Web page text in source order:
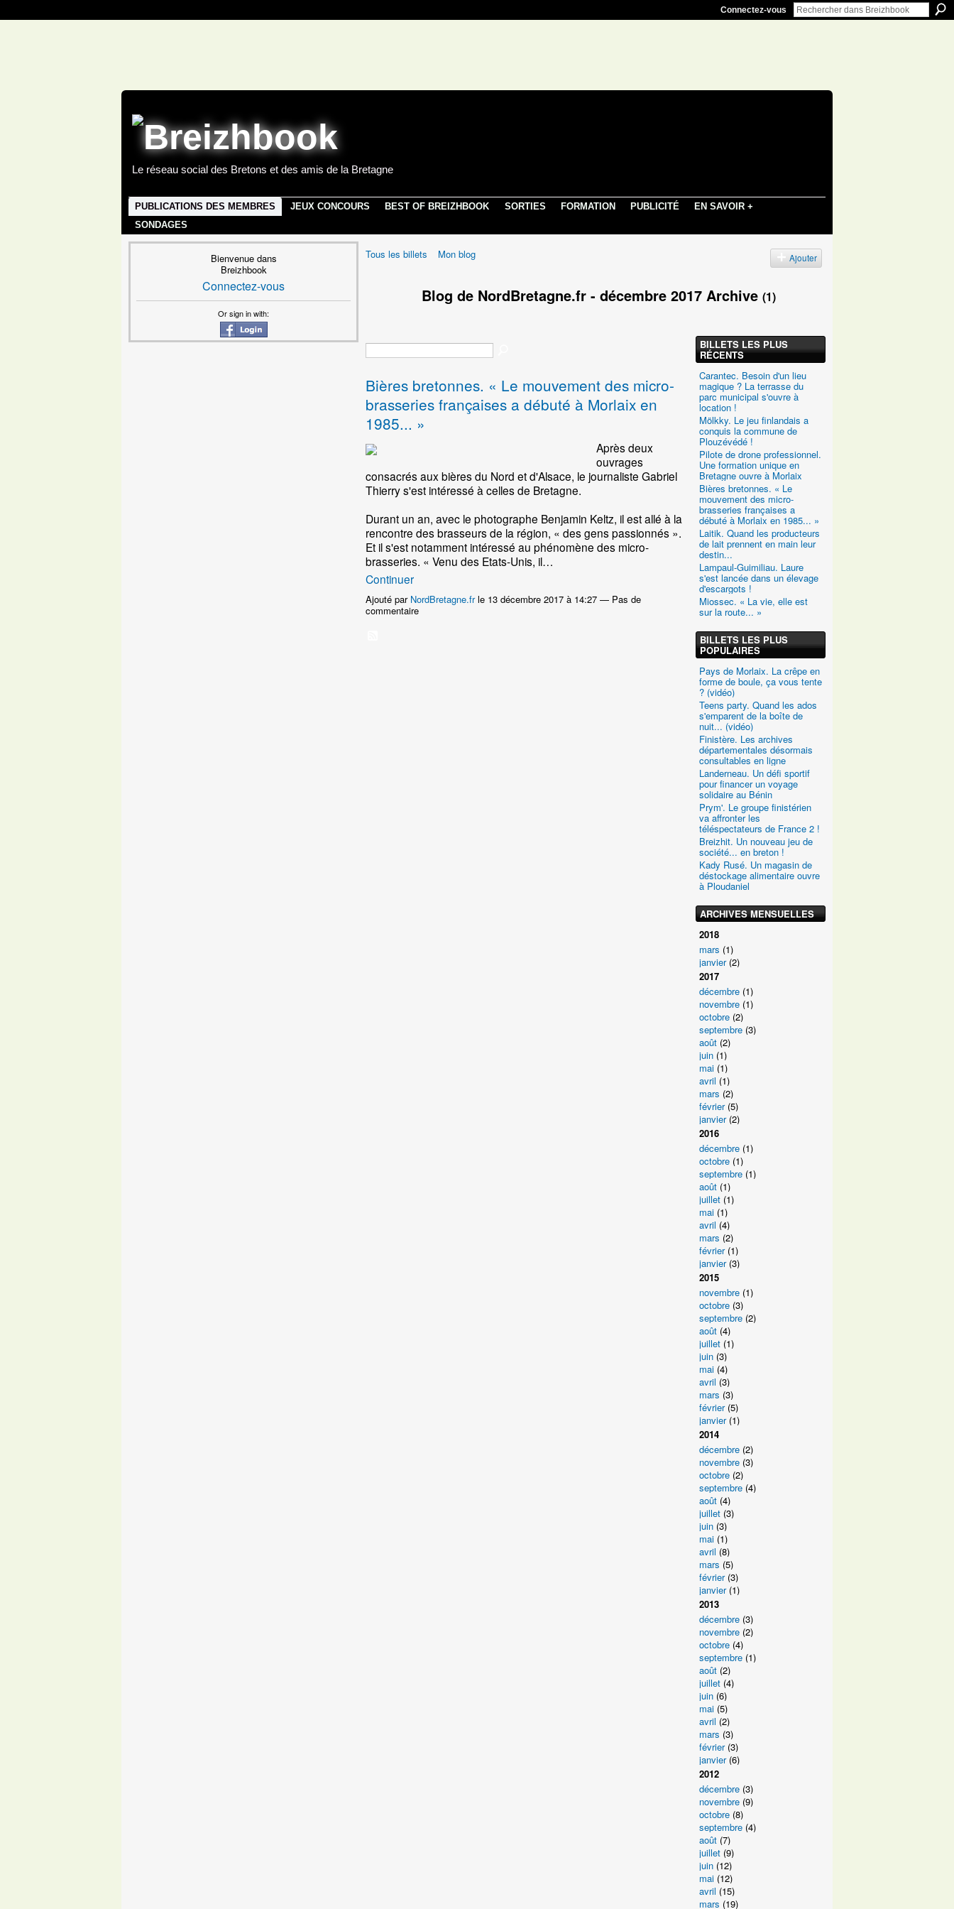
Connectez-vous
Le réseau social des Bretons et des amis de la Bretagne
PUBLICATIONS DES MEMBRES JEUX CONCOURS BEST OF BREIZHBOOK SORTIES FORMATION PUBLICITÉ
EN SAVOIR +
SONDAGES
Bienvenue dans
Breizhbook
Connectez-vous
Or sign in with:
Tous les billets Mon blog Ajouter
Blog de NordBretagne.fr - décembre 2017 Archive (1)
Bières bretonnes. « Le mouvement des micro-
brasseries françaises a débuté à Morlaix en
1985... »
Après deux
ouvrages
consacrés aux bières du Nord et d'Alsace, le journaliste Gabriel
Thierry s'est intéressé à celles de Bretagne.
Durant un an, avec le photographe Benjamin Keltz, il est allé à la
rencontre des brasseurs de la région, « des gens passionnés ».
Et il s'est notamment intéressé au phénomène des micro-
brasseries. « Venu des Etats-Unis, il…
Continuer
Ajouté par NordBretagne.frle 13 décembre 2017 à 14:27 — Pas de
commentaire
BILLETS LES PLUS
RÉCENTS
Carantec. Besoin d'un lieu
magique ? La terrasse du
parc municipal s'ouvre à
location !
Mölkky. Le jeu finlandais a
conquis la commune de
Plouzévédé !
Pilote de drone professionnel.
Une formation unique en
Bretagne ouvre à Morlaix
Bières bretonnes. « Le
mouvement des micro-
brasseries françaises a
débuté à Morlaix en 1985... »
Laitik. Quand les producteurs
de lait prennent en main leur
destin...
Lampaul-Guimiliau. Laure
s'est lancée dans un élevage
d'escargots !
Miossec. « La vie, elle est
sur la route... »
BILLETS LES PLUS
POPULAIRES
Pays de Morlaix. La crêpe en
forme de boule, ça vous tente
? (vidéo)
Teens party. Quand les ados
s'emparent de la boîte de
nuit... (vidéo)
Finistère. Les archives
départementales désormais
consultables en ligne
Landerneau. Un défi sportif
pour financer un voyage
solidaire au Bénin
Prym'. Le groupe finistérien
va affronter les
téléspectateurs de France 2 !
Breizhit. Un nouveau jeu de
société... en breton !
Kady Rusé. Un magasin de
déstockage alimentaire ouvre
à Ploudaniel
ARCHIVES MENSUELLES
2018
mars (1)
janvier(2)
2017
décembre (1)
novembre (1)
octobre (2)
septembre (3)
août (2)
juin (1)
mai (1)
avril (1)
mars (2)
février(5)
janvier(2)
2016
décembre (1)
octobre (1)
septembre (1)
août (1)
juillet (1)
mai (1)
avril (4)
mars (2)
février(1)
janvier(3)
2015
novembre (1)
octobre (3)
septembre (2)
août (4)
juillet (1)
juin (3)
mai (4)
avril (3)
mars (3)
février(5)
janvier(1)
2014
décembre (2)
novembre (3)
octobre (2)
septembre (4)
août (4)
juillet (3)
juin (3)
mai (1)
avril (8)
mars (5)
février(3)
janvier(1)
2013
décembre (3)
novembre (2)
octobre (4)
septembre (1)
août (2)
juillet (4)
juin (6)
mai (5)
avril (2)
mars (3)
février(3)
janvier(6)
2012
décembre (3)
novembre (9)
octobre (8)
septembre (4)
août (7)
juillet (9)
juin (12)
mai (12)
avril (15)
mars (19)